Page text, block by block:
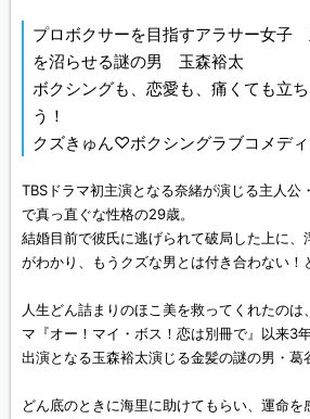
プロボクサーを目指すアラサー女子
を沼らせる謎の男 玉森裕太
ボクシングも、恋愛も、痛くても立
う！
クズきゅん♡ボクシングラブコメディ
TBSドラマ初主演となる奈緒が演じる主人公
で真っ直ぐな性格の29歳。
結婚目前で彼氏に逃げられて破局した上に、
がわかり、もうクズな男とは付き合わない！
人生どん詰まりのほこ美を救ってくれたの
マ『オー！マイ・ボス！恋は別冊で』以来3
出演となる玉森裕太演じる金髪の謎の男・葛
どん底のときに海里に助けてもらい、運命を